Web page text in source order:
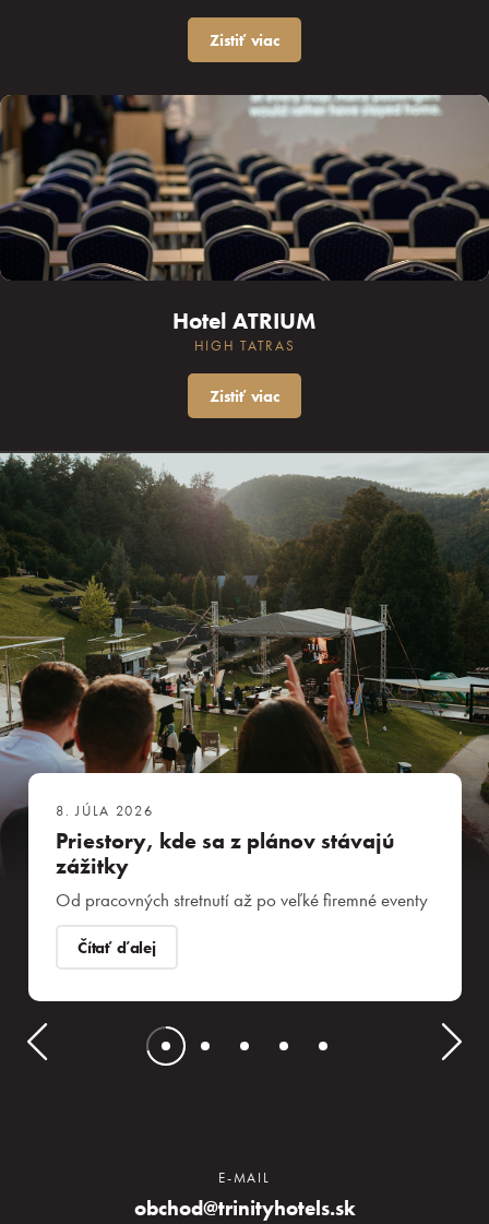
Zistiť viac
Hotel ATRIUM
HIGH TATRAS
Zistiť viac
8. JÚLA 2026
Priestory, kde sa z plánov stávajú
zážitky
Od pracovných stretnutí až po veľké firemné eventy
Čítať ďalej
E-MAIL
obchod@trinityhotels.sk